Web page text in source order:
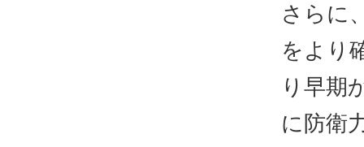
さらに
をより
り早期
に防衛